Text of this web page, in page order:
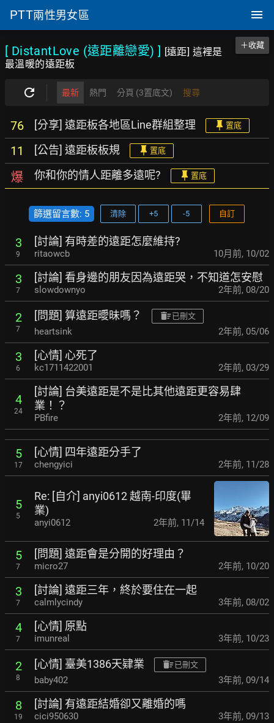
PTT兩性男女區
[ DistantLove (遠距離戀愛) ]
[遠距] 這裡是
最溫暖的遠距板
＋收藏
最新 熱門 分頁 (3置底文) 搜尋
76 [分享] 遠距板各地區Line群組整理 置底
11 [公告] 遠距板板規 置底
爆 你和你的情人距離多遠呢? 置底
篩選留言數: 5 清除 +5 -5 自訂
3
9
[討論] 有時差的遠距怎麼維持?
ritaowcb 10月前, 10/02
3
7
[討論] 看身邊的朋友因為遠距哭，不知道怎安慰
slowdownyo 2年前, 08/20
2
7
[問題] 算遠距曖昧嗎？ 已刪文
heartsink 2年前, 05/06
3
6
[心情] 心死了
kc1711422001 2年前, 03/29
4
24
[討論] 台美遠距是不是比其他遠距更容易肆
業！？
PBfire 2年前, 12/09
5
17
[心情] 四年遠距分手了
chengyici 2年前, 11/28
5
5
Re: [自介] anyi0612 越南-印度(畢
業)
anyi0612 2年前, 11/14
5
7
[問題] 遠距會是分開的好理由？
micro27 2年前, 10/20
3
7
[討論] 遠距三年，終於要住在一起
calmlycindy 3年前, 08/02
4
7
[心情] 原點
imunreal 3年前, 10/23
2
8
[心情] 臺美1386天肄業 已刪文
baby402 3年前, 09/14
8
19
[討論] 有遠距結婚卻又離婚的嗎
cici950630 3年前, 09/13